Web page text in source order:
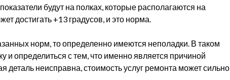
будут на полках, которые располагаются на
достигать +13 градусов, и это норма.
норм, то определенно имеются неполадки. В таком
и определиться с тем, что именно является причиной
деталь неисправна, стоимость услуг ремонта может сильно